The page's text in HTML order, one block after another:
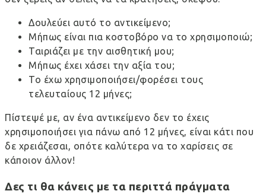
Δουλεύει αυτό το αντικείμενο;
Μήπως είναι πια κοστοβόρο να το χρησιμοποιώ;
Ταιριάζει με την αισθητική μου;
Μήπως έχει χάσει την αξία του;
Το έχω χρησιμοποιήσει/φορέσει τους
τελευταίους 12 μήνες;
Πίστεψέ με, αν ένα αντικείμενο δεν το έχεις
χρησιμοποιήσει για πάνω από 12 μήνες, είναι κάτι που
δε χρειάζεσαι, οπότε καλύτερα να το χαρίσεις σε
κάποιον άλλον!
Δες τι θα κάνεις με τα περιττά πράγματα